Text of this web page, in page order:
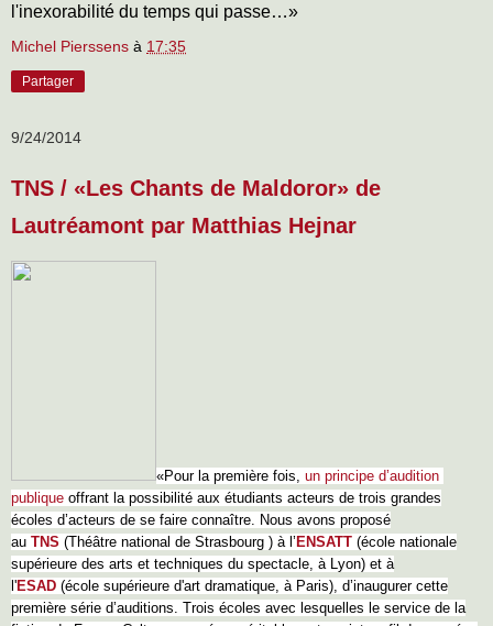
l'inexorabilité du temps qui passe…»
Michel Pierssens à 17:35
Partager
9/24/2014
TNS / «Les Chants de Maldoror» de
Lautréamont par Matthias Hejnar
«Pour la première fois, un principe d’audition
publique offrant la possibilité aux étudiants acteurs de trois grandes
écoles d’acteurs de se faire connaître. Nous avons proposé
au TNS (Théâtre national de Strasbourg ) à l’ENSATT (école nationale
supérieure des arts et techniques du spectacle, à Lyon) et à
l'ESAD (école supérieure d'art dramatique, à Paris), d’inaugurer cette
première série d’auditions. Trois écoles avec lesquelles le service de la